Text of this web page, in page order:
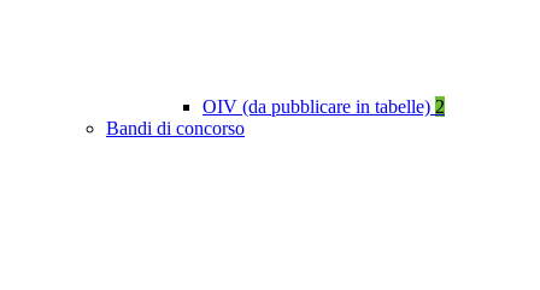
OIV (da pubblicare in tabelle) 2
Bandi di concorso